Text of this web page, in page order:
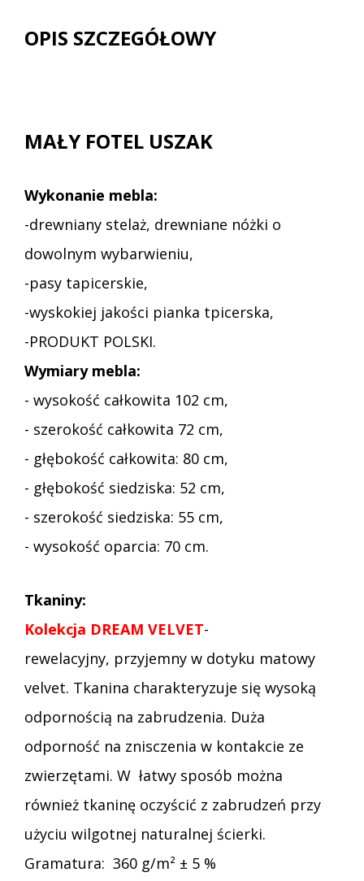
OPIS SZCZEGÓŁOWY
MAŁY FOTEL USZAK
Wykonanie mebla:
-drewniany stelaż, drewniane nóżki o
dowolnym wybarwieniu,
-pasy tapicerskie,
-wyskokiej jakości pianka tpicerska,
-PRODUKT POLSKI.
Wymiary mebla:
- wysokość całkowita 102 cm,
- szerokość całkowita 72 cm,
- głębokość całkowita: 80 cm,
- głębokość siedziska: 52 cm,
- szerokość siedziska: 55 cm,
- wysokość oparcia: 70 cm.
Tkaniny:
Kolekcja DREAM VELVET-
rewelacyjny, przyjemny w dotyku matowy
velvet. Tkanina charakteryzuje się wysoką
odpornością na zabrudzenia. Duża
odporność na znisczenia w kontakcie ze
zwierzętami. W łatwy sposób można
również tkaninę oczyścić z zabrudzeń przy
użyciu wilgotnej naturalnej ścierki.
Gramatura: 360 g/m² ± 5 %